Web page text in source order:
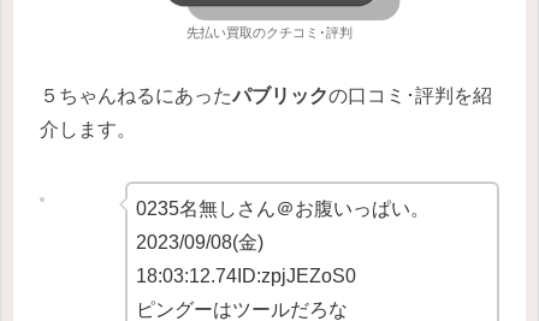
先払い買取のクチコミ･評判
５ちゃんねるにあったパブリックの口コミ･評判を紹
介します。
0235名無しさん＠お腹いっぱい。
2023/09/08(金)
18:03:12.74ID:zpjJEZoS0
ピングーはツールだろな